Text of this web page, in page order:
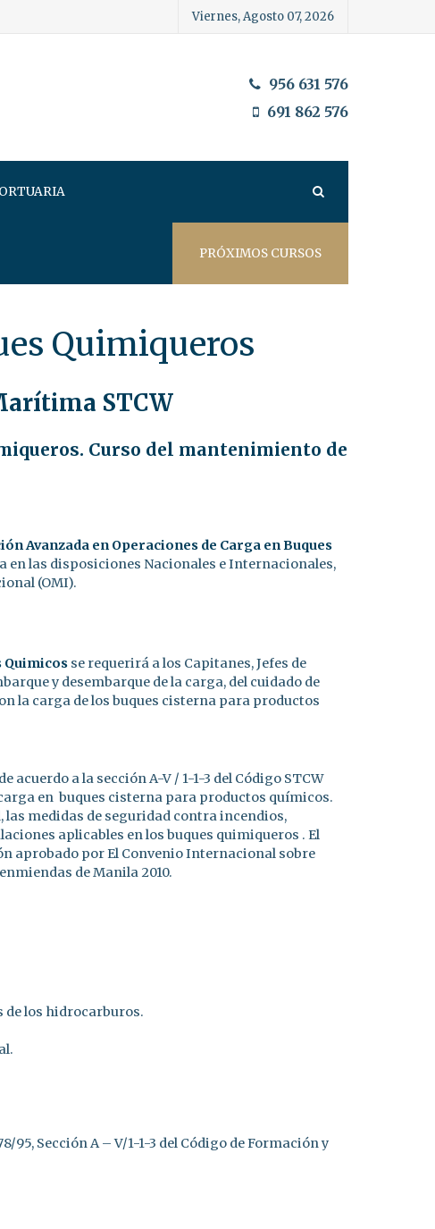
Viernes, Agosto 07, 2026
956 631 576
691 862 576
PRÓXIMOS CURSOS
Quimiqueros
STCW
Curso del mantenimiento de
Avanzada en Operaciones de Carga en Buques
en las disposiciones Nacionales e Internacionales,
(OMI).
Quimicos se requerirá a los Capitanes, Jefes de
y desembarque de la carga, del cuidado de
la carga de los buques cisterna para productos
a la sección A-V / 1-1-3 del Código STCW
en buques cisterna para productos químicos.
medidas de seguridad contra incendios,
aplicables en los buques quimiqueros . El
aprobado por El Convenio Internacional sobre
de Manila 2010.
los hidrocarburos.
Sección A – V/1-1-3 del Código de Formación y